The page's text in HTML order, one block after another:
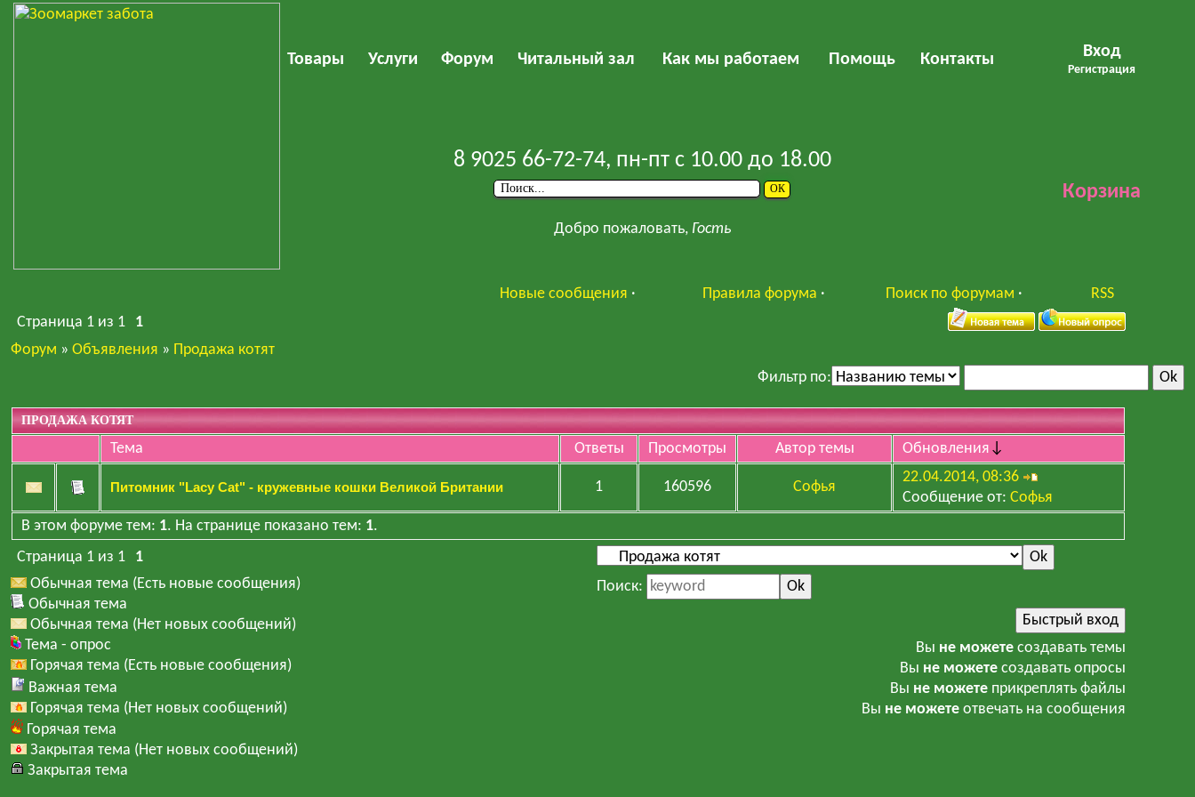
Товары Услуги Форум Читальный зал Как мы работаем Помощь Контакты Вход
Регистрация
8 9025 66-72-74, пн-пт с 10.00 до 18.00
Добро пожаловать, Гость
Корзина
Новые сообщения · Правила форума · Поиск по форумам ·
RSS
Страница 1 из 1
1
Форум » Объявления » Продажа котят
Фильтр по:
ПРОДАЖА КОТЯТ
Тема Ответы Просмотры Автор темы Обновления ↓
Питомник "Lacy Cat" - кружевные кошки Великой Британии 1 160596 Софья
22.04.2014, 08:36
Сообщение от: Софья
В этом форуме тем: 1. На странице показано тем: 1.
Страница 1 из 1
1
Обычная тема (Есть новые сообщения)
Обычная тема
Обычная тема (Нет новых сообщений)
Тема - опрос
Горячая тема (Есть новые сообщения)
Важная тема
Горячая тема (Нет новых сообщений)
Горячая тема
Закрытая тема (Нет новых сообщений)
Закрытая тема
Поиск:
Вы не можете создавать темы
Вы не можете создавать опросы
Вы не можете прикреплять файлы
Вы не можете отвечать на сообщения